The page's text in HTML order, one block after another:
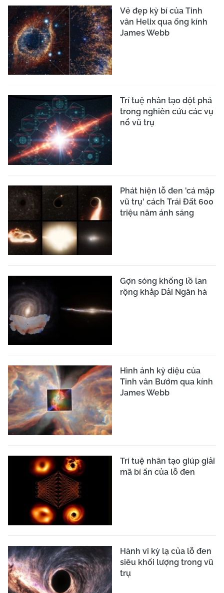
Vẻ đẹp kỳ bí của Tinh
vân Helix qua ống kính
James Webb
Trí tuệ nhân tạo đột phá
trong nghiên cứu các vụ
nổ vũ trụ
Phát hiện lỗ đen 'cá mập
vũ trụ' cách Trái Đất 600
triệu năm ánh sáng
Gợn sóng khổng lồ lan
rộng khắp Dải Ngân hà
Hình ảnh kỳ diệu của
Tinh vân Bướm qua kính
James Webb
Trí tuệ nhân tạo giúp giải
mã bí ẩn của lỗ đen
Hành vi kỳ lạ của lỗ đen
siêu khối lượng trong vũ
trụ